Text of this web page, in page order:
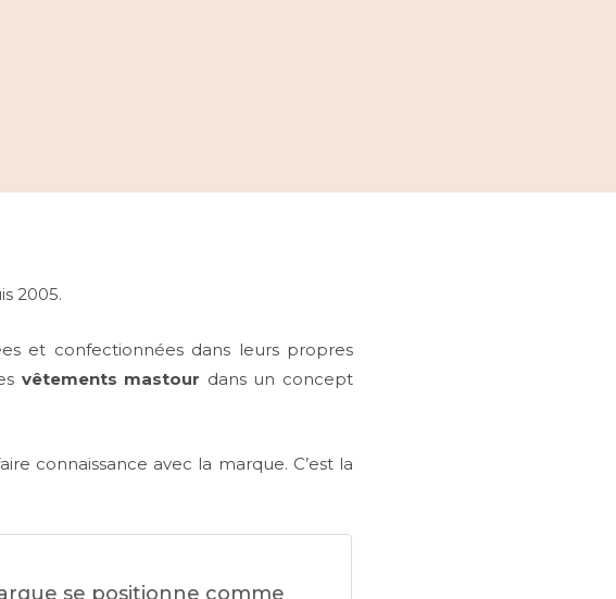
2005.
et confectionnées dans leurs propres
vêtements mastour dans un concept
connaissance avec la marque. C’est la
se positionne comme